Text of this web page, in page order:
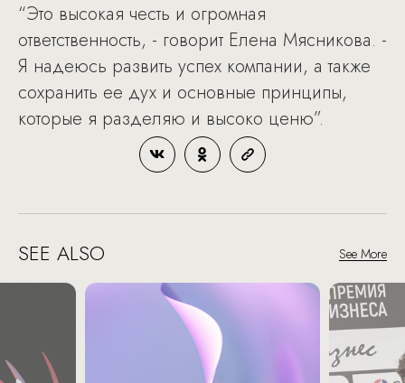
“Это высокая честь и огромная
ответственность, - говорит Елена Мясникова. -
Я надеюсь развить успех компании, а также
сохранить ее дух и основные принципы,
которые я разделяю и высоко ценю”.
SEE ALSO See More